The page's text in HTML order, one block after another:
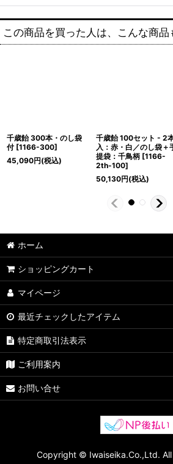
この商品を買った人は、こんな商
千歳飴 300本・のし袋
付 [1166-300]
45,090円(税込)
千歳飴 100セット - 2
入：赤・白／のし袋＋
提袋：千鳥柄 [1166-
2th-100]
50,130円(税込)
ホーム
ショッピングカート
マイページ
最近チェックしたアイテム
特定商取引法表示
ご利用案内
お問い合せ
Copyright © Iwaiseika.Co.,Ltd.